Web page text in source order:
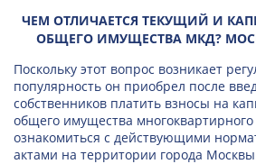
ЧЕМ ОТЛИЧАЕТСЯ ТЕКУЩИЙ И
ОБЩЕГО ИМУЩЕСТВА МКД?
Поскольку этот вопрос возникает
популярность он приобрел после
собственников платить взносы на
общего имущества
ознакомиться с действующими
актами на территории города